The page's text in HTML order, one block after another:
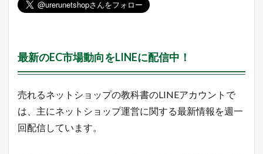
最新のEC市場動向をLINEに配信中！
売れるネットショップの教科書のLINEアカウントで
は、主にネットショップ運営に関する最新情報を週一
回配信しています。